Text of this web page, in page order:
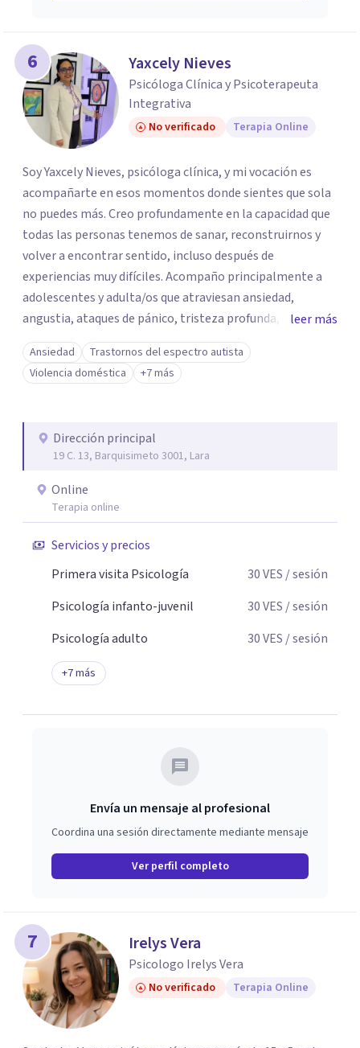
6 Yaxcely Nieves
Psicóloga Clínica y Psicoterapeuta
Integrativa
No verificado Terapia Online
Soy Yaxcely Nieves, psicóloga clínica, y mi vocación es
acompañarte en esos momentos donde sientes que sola
no puedes más. Creo profundamente en la capacidad que
todas las personas tenemos de sanar, reconstruirnos y
volver a encontrar sentido, incluso después de
experiencias muy difíciles. Acompaño principalmente a
adolescentes y adulta/os que atraviesan ansiedad,
angustia, ataques de pánico, tristeza profunda, duelos
por muerte, migración o rupturas, baja autoestima,
dependencia emocional, conflictos de pareja, estrés y
agotamiento. También trabajo con personas que han
relaciones marcadas por el maltrato, o que se sienten
desbordadas por contextos familiares, laborales o
migratorios exigentes. Mi enfoque es humanista, con
formación en psicodrama, lo que me permite integrar la
emoción, el cuerpo y la historia personal en cada proceso.
En consulta encontrarás un espacio seguro, confidencial
y libre de juicios. Un lugar donde puedas hablar con
libertad, sentirte escuchada y acompañada, y construir
ofrecerte una terapia cercana, respetuosa y
profundamente humana
leer más
Ansiedad
Trastornos del espectro autista
Violencia doméstica
+7 más
Dirección principal
19 C. 13, Barquisimeto 3001, Lara
Online
Terapia online
Servicios y precios
Primera visita Psicología
30VES / sesión
Psicología infanto-juvenil
30VES / sesión
Psicología adulto
30VES / sesión
+7más
Envía un mensaje al profesional
Coordina una sesión directamente mediante mensaje
Ver perfil completo
7 Irelys Vera
Psicologo Irelys Vera
No verificado Terapia Online